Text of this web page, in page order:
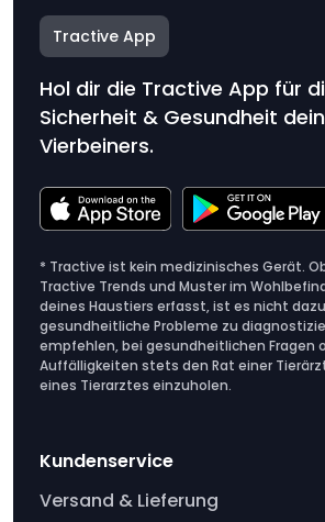
Tractive App
Hol dir die Tractive App für
Sicherheit & Gesundheit
Vierbeiners.
* Tractive ist kein medizinisches Gerät.
Tractive Trends und Muster im
deines Haustiers erfasst, ist es nicht
gesundheitliche Probleme zu
empfehlen, bei gesundheitlichen Fragen
Auffälligkeiten stets den Rat einer
eines Tierarztes einzuholen.
Kundenservice
Versand & Lieferung